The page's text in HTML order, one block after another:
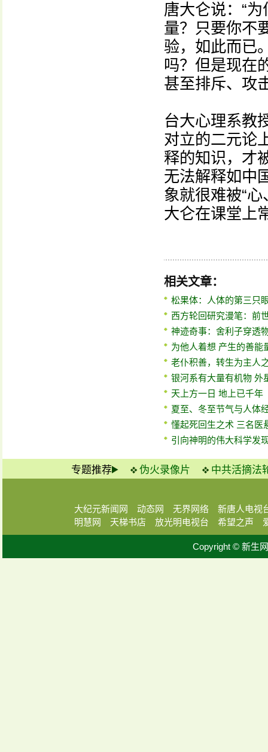
唐大仑说：“
量？只要你不
验，如此而已
吗？但是现在
甚至排斥、攻
台大心理系教
对立的二元论
释的知识，才
无法解释如中
象就很难被“
大仑在课堂上
相关文章：
松果体：人体的第三只
西方轮回研究漫笔：前
神迹奇事：舍利子穿透
为他人着想 产生的善能
老仆积善，转生为主人
银河系有大量有机物 外
天上方一日 地上已千年
夏至、冬至节气与人体
懂起死回生之术 三名医
引向神明的伟大科学发
专题推荐 伪火录像片 中共活摘法
大纪元新闻网 动态网 无界网络
新唐人电视
明慧网
天梯书店 放光明电视台 希望之声
Copyright © 新生